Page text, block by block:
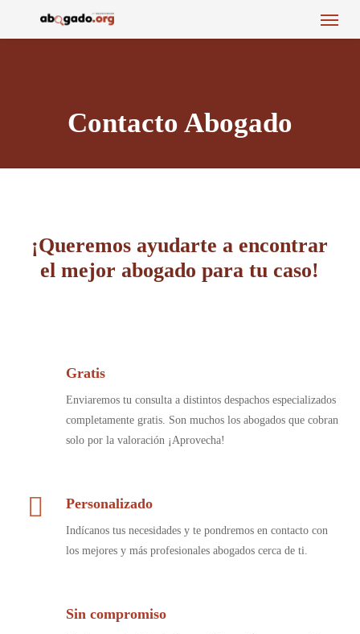
Menu
Contacto Abogado
¡Queremos ayudarte a encontrar
el mejor abogado para tu caso!
Gratis
Enviaremos tu consulta a distintos despachos especializados
completamente gratis. Son muchos los abogados que cobran
solo por la valoración ¡Aprovecha!
Personalizado
Indícanos tus necesidades y te pondremos en contacto con
los mejores y más profesionales abogados cerca de ti.
Sin compromiso